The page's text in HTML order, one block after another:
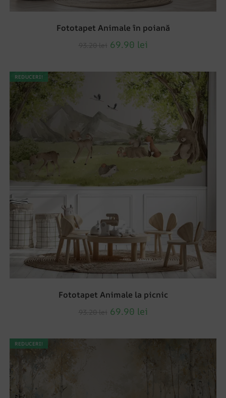
Fototapet Animale în poiană
69.90 lei
REDUCERI!
Fototapet Animale la picnic
69.90 lei
REDUCERI!